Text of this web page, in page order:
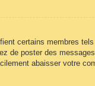
certains membres
de poster des
abaisser votre